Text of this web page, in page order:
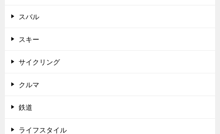
スバル
スキー
サイクリング
クルマ
鉄道
ライフスタイル